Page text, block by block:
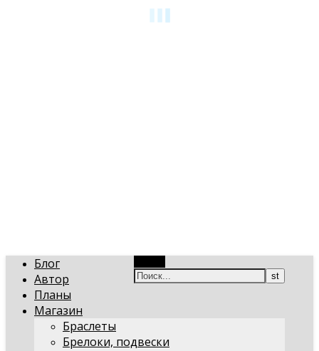
Блог
Автор
Планы
Магазин
Браслеты
Брелоки, подвески